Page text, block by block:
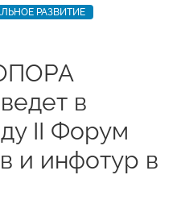
РАЗВИТИЕ
в
II Форум
и инфотур в